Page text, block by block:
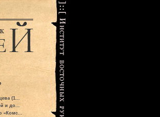
(1...
и до...
«Комс...